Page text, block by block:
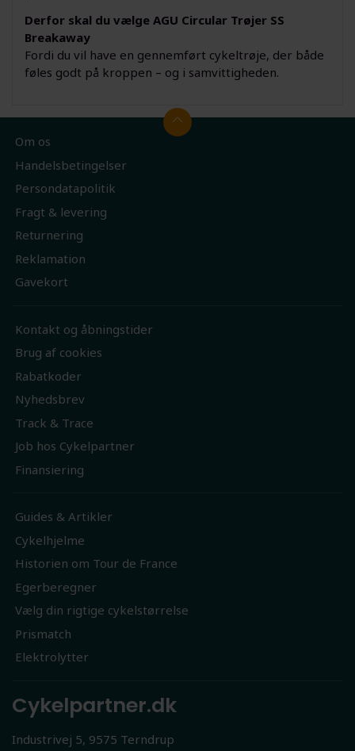
Derfor skal du vælge AGU Circular Trøjer SS
Breakaway
Fordi du vil have en gennemført cykeltrøje, der både
føles godt på kroppen – og i samvittigheden.
Om os
Handelsbetingelser
Persondatapolitik
Fragt & levering
Returnering
Reklamation
Gavekort
Kontakt og åbningstider
Brug af cookies
Rabatkoder
Nyhedsbrev
Track & Trace
Job hos Cykelpartner
Finansiering
Guides & Artikler
Cykelhjelme
Historien om Tour de France
Egerberegner
Vælg din rigtige cykelstørrelse
Prismatch
Elektrolytter
Cykelpartner.dk
Industrivej 5, 9575 Terndrup